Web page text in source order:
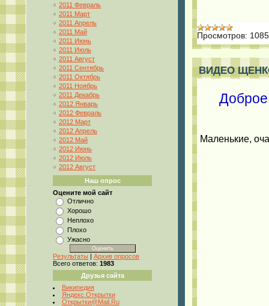
2011 Февраль
2011 Март
2011 Апрель
2011 Май
2011 Июнь
2011 Июль
2011 Август
2011 Сентябрь
2011 Октябрь
2011 Ноябрь
2011 Декабрь
2012 Январь
2012 Февраль
2012 Март
2012 Апрель
2012 Май
2012 Июнь
2012 Июль
2012 Август
Наш опрос
Оцените мой сайт
Отлично
Хорошо
Неплохо
Плохо
Ужасно
Результаты | Архив опросов
Всего ответов: 1983
Друзья сайта
Википедия
Яндекс.Открытки
Открытки@Mail.Ru
Просмотров: 1085
ВИДЕО
Доброе
Маленькие,